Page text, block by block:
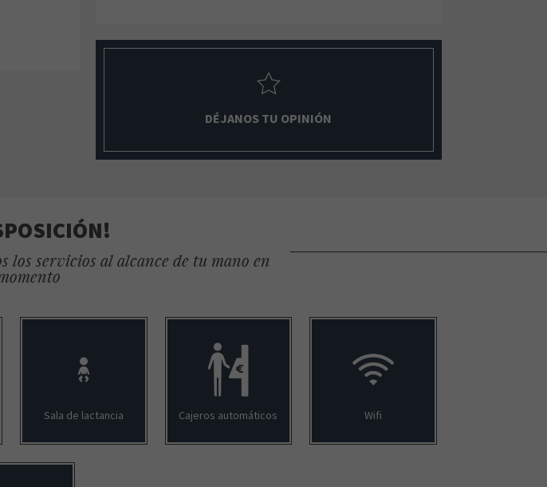
DÉJANOS TU OPINIÓN
los servicios al alcance de tu mano en
Sala de lactancia Cajeros automáticos Wifi